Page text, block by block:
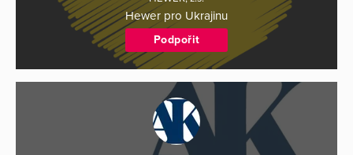
Hewer pro Ukrajinu
Podpořit